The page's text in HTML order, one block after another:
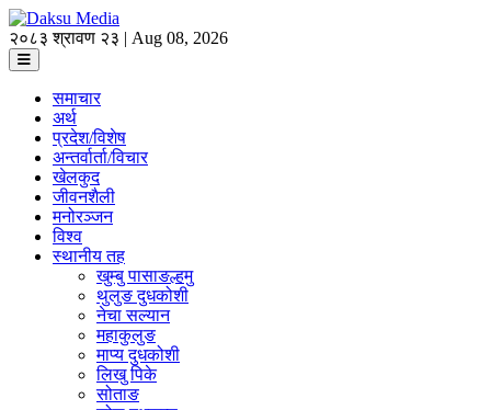
२०८३ श्रावण २३ | Aug 08, 2026
समाचार
अर्थ
प्रदेश/विशेष
अन्तर्वार्ता/विचार
खेलकुद
जीवनशैली
मनोरञ्जन
विश्व
स्थानीय तह
खुम्बु पासाङल्हमु
थुलुङ दुधकोशी
नेचा सल्यान
महाकुलुङ
माप्य दुधकोशी
लिखु पिके
सोताङ